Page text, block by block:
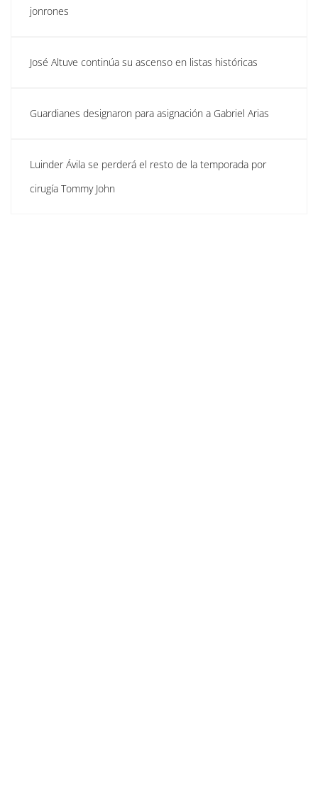
jonrones
José Altuve continúa su ascenso en listas históricas
Guardianes designaron para asignación a Gabriel Arias
Luinder Ávila se perderá el resto de la temporada por
cirugía Tommy John